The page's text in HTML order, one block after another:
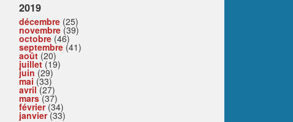
2019
décembre (25)
novembre (39)
octobre (46)
septembre (41)
août (20)
juillet(19)
juin (29)
mai (33)
avril(27)
mars(37)
février(34)
janvier(33)